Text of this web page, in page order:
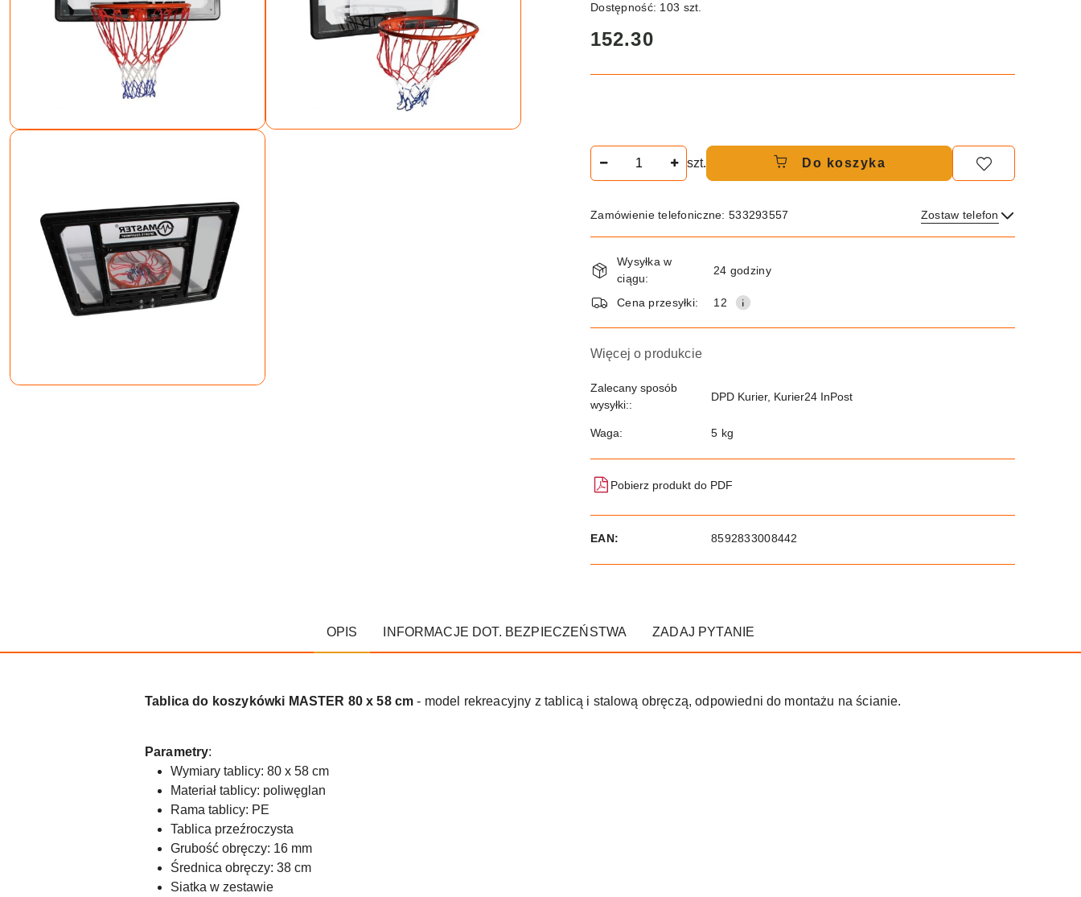
Dostępność: 103 szt.
cena:
152.30
szt. Do koszyka
Zamówienie telefoniczne: 533293557 Zostaw telefon
Wyślij
Dostępność
i
dostawa
Wysyłka w
ciągu:
24 godziny
Cena przesyłki: 12
Więcej o produkcie
Zalecany sposób
wysyłki::
DPD Kurier, Kurier24 InPost
Waga: 5 kg
Pobierz produkt do PDF
EAN: 8592833008442
OPIS INFORMACJE DOT. BEZPIECZEŃSTWA ZADAJ PYTANIE
Tablica do koszykówki MASTER 80 x 58 cm - model rekreacyjny z tablicą i stalową obręczą, odpowiedni do montażu na ścianie.
Parametry:
Wymiary tablicy: 80 x 58 cm
Materiał tablicy: poliwęglan
Rama tablicy: PE
Tablica przeźroczysta
Grubość obręczy: 16 mm
Średnica obręczy: 38 cm
Siatka w zestawie